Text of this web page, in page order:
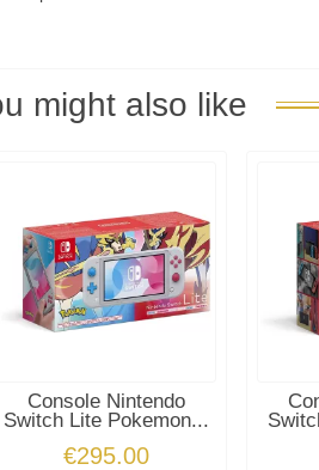
might also like
Console Nintendo
Switch Lite Pokemon...
€295.00